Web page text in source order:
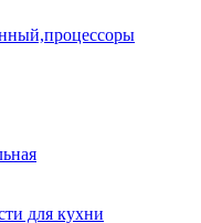
для кухни